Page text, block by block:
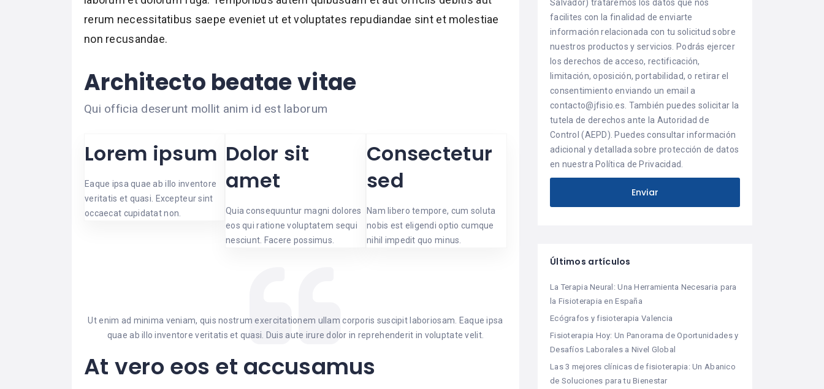
rerum necessitatibus saepe eveniet ut et voluptates repudiandae sint et molestiae
non recusandae.
Architecto beatae vitae
Qui officia deserunt mollit anim id est laborum
Lorem ipsum
Eaque ipsa quae ab illo inventore
veritatis et quasi. Excepteur sint
occaecat cupidatat non.
Dolor sit
amet
Quia consequuntur magni dolores
eos qui ratione voluptatem sequi
nesciunt. Facere possimus.
Consectetur
sed
Nam libero tempore, cum soluta
nobis est eligendi optio cumque
nihil impedit quo minus.
Ut enim ad minima veniam, quis nostrum exercitationem ullam corporis suscipit laboriosam. Eaque ipsa
quae ab illo inventore veritatis et quasi. Duis aute irure dolor in reprehenderit in voluptate velit.
At vero eos et accusamus
Salvador) trataremos los datos que nos
facilites con la finalidad de enviarte
información relacionada con tu solicitud sobre
nuestros productos y servicios. Podrás ejercer
los derechos de acceso, rectificación,
limitación, oposición, portabilidad, o retirar el
consentimiento enviando un email a
contacto@jfisio.es. También puedes solicitar la
tutela de derechos ante la Autoridad de
Control (AEPD). Puedes consultar información
adicional y detallada sobre protección de datos
en nuestra Política de Privacidad.
Últimos artículos
La Terapia Neural: Una Herramienta Necesaria para
la Fisioterapia en España
Ecógrafos y fisioterapia Valencia
Fisioterapia Hoy: Un Panorama de Oportunidades y
Desafíos Laborales a Nivel Global
Las 3 mejores clínicas de fisioterapia: Un Abanico
de Soluciones para tu Bienestar